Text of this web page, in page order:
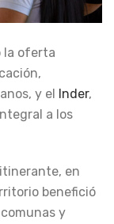
la oferta
y el Inder,
a los
en
benefició
y